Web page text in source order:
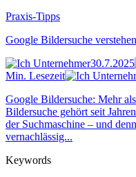
Praxis-Tipps
Google Bildersuche verstehen
30.7.2025
Min. Lesezeit
Google Bildersuche: Mehr
Bildersuche gehört seit
der Suchmaschine – und
vernachlässig...
Keywords